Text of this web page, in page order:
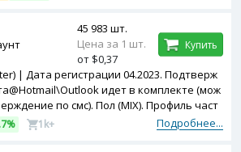
| Дата регистрации 04.2023. Подтверж
идет в комплекте (мож
по смс). Пол (MIX). Профиль част
с MIX ip.
Подробнее...
1k+
45 983 шт.
Цена за 1 шт.
от $0,37
Купить